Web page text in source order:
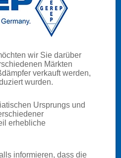
wir Sie darüber
Märkten
verkauft werden,
wurden.
Ursprungs und
erhebliche
informieren, dass die